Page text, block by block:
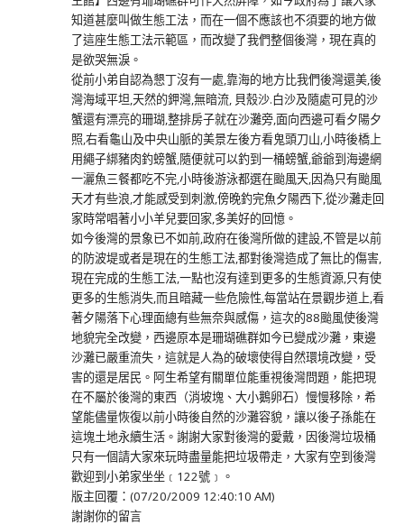
知道甚麼叫做生態工法，而在一個不應該也不須要的地方做
了這座生態工法示範區，而改變了我們整個後灣，現在真的
是欲哭無淚。
從前小弟自認為懇丁沒有一處,靠海的地方比我們後灣還美,後
灣海域平坦,天然的鉀灣,無暗流, 貝殼沙.白沙及隨處可見的沙
蟹還有漂亮的珊瑚,整排房子就在沙灘旁,面向西邊可看夕陽夕
照,右看龜山及中央山脈的美景左後方看鬼頭刀山,小時後橋上
用繩子綁豬肉釣螃蟹,隨便就可以釣到一桶螃蟹,爺爺到海邊網
一灑魚三餐都吃不完,小時後游泳都選在颱風天,因為只有颱風
天才有些浪,才能感受到刺激,傍晚釣完魚夕陽西下,從沙灘走回
家時常唱著小小羊兒要回家,多美好的回憶。
如今後灣的景象已不如前,政府在後灣所做的建設,不管是以前
的防波堤或者是現在的生態工法,都對後灣造成了無比的傷害,
現在完成的生態工法,一點也沒有達到更多的生態資源,只有使
更多的生態消失,而且暗藏一些危險性,每當站在景觀步道上,看
著夕陽落下心理面總有些無奈與感傷，這次的88颱風使後灣
地貌完全改變，西邊原本是珊瑚礁群如今已變成沙灘，東邊
沙灘已嚴重流失，這就是人為的破壞使得自然環境改變，受
害的還是居民。阿生希望有關單位能重視後灣問題，能把現
在不屬於後灣的東西（消坡塊、大小鵝卵石）慢慢移除，希
望能儘量恢復以前小時後自然的沙灘容貌，讓以後子孫能在
這塊土地永續生活。謝謝大家對後灣的愛戴，因後灣垃圾桶
只有一個請大家來玩時盡量能把垃圾帶走，大家有空到後灣
歡迎到小弟家坐坐﹝122號﹞。
版主回覆：(07/20/2009 12:40:10 AM)
謝謝你的留言